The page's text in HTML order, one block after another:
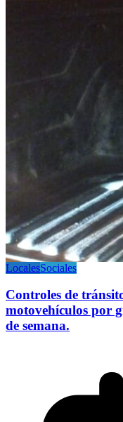
LocalesSociales
Controles de
motovehículos por
de semana.